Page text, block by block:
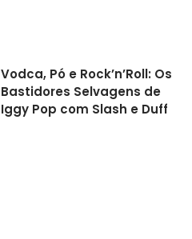
Vodca, Pó e Rock’n’Roll: Os
Bastidores Selvagens de
Iggy Pop com Slash e Duff